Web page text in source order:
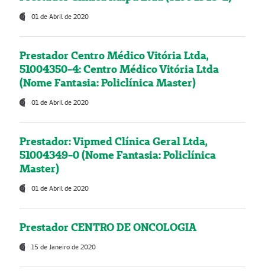
01 de Abril de 2020
Prestador Centro Médico Vitória Ltda,
51004350-4: Centro Médico Vitória Ltda
(Nome Fantasia: Policlínica Master)
01 de Abril de 2020
Prestador: Vipmed Clínica Geral Ltda,
51004349-0 (Nome Fantasia: Policlínica
Master)
01 de Abril de 2020
Prestador CENTRO DE ONCOLOGIA
15 de Janeiro de 2020